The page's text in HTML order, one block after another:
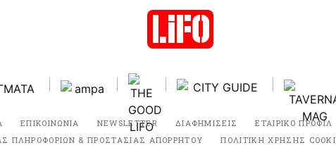
ΕΠΙΚΟΙΝΩΝΙΑ NEWSLETTER ΔΙΑΦΗΜΙΣΕΙΣ ΕΤΑΙΡΙΚΟ ΠΡΟΦΙΛ
ΠΛΗΡΟΦΟΡΙΩΝ & ΠΡΟΣΤΑΣΙΑΣ ΑΠΟΡΡΗΤΟΥ
ΠΟΛΙΤΙΚΗ ΧΡΗΣΗΣ